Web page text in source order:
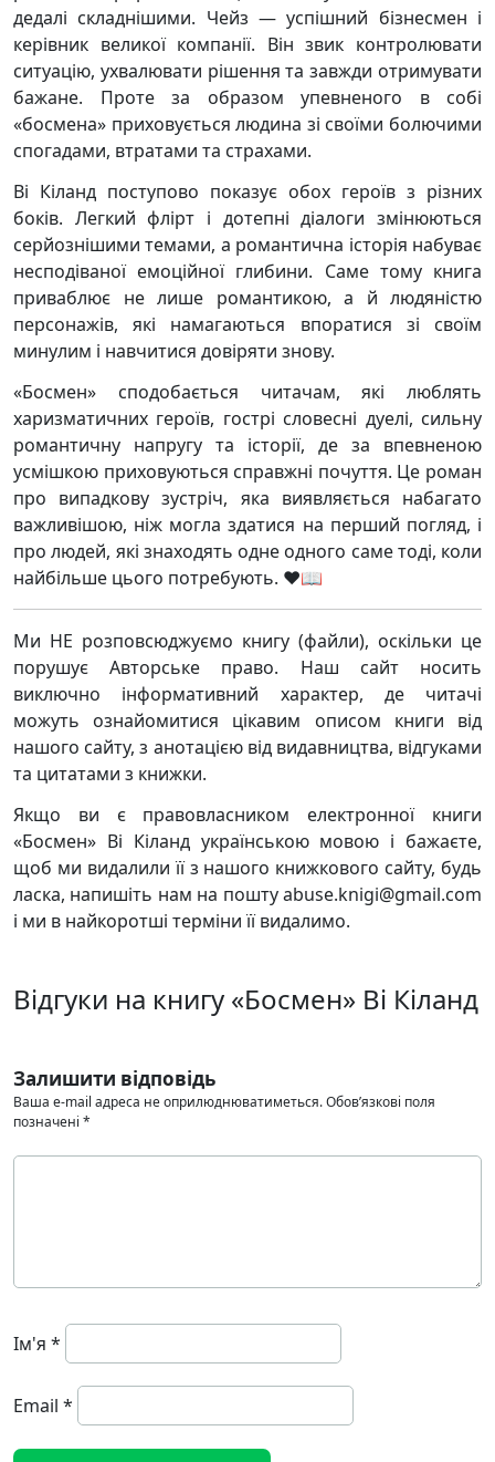
дедалі складнішими. Чейз — успішний бізнесмен і
керівник великої компанії. Він звик контролювати
ситуацію, ухвалювати рішення та завжди отримувати
бажане. Проте за образом упевненого в собі
«босмена» приховується людина зі своїми болючими
спогадами, втратами та страхами.
Ві Кіланд поступово показує обох героїв з різних
боків. Легкий флірт і дотепні діалоги змінюються
серйознішими темами, а романтична історія набуває
несподіваної емоційної глибини. Саме тому книга
приваблює не лише романтикою, а й людяністю
персонажів, які намагаються впоратися зі своїм
минулим і навчитися довіряти знову.
«Босмен» сподобається читачам, які люблять
харизматичних героїв, гострі словесні дуелі, сильну
романтичну напругу та історії, де за впевненою
усмішкою приховуються справжні почуття. Це роман
про випадкову зустріч, яка виявляється набагато
важливішою, ніж могла здатися на перший погляд, і
про людей, які знаходять одне одного саме тоді, коли
найбільше цього потребують. ❤️📖
Ми НЕ розповсюджуємо книгу (файли), оскільки це
порушує Авторське право. Наш сайт носить
виключно інформативний характер, де читачі
можуть ознайомитися цікавим описом книги від
нашого сайту, з анотацією від видавництва, відгуками
та цитатами з книжки.
Якщо ви є правовласником електронної книги
«Босмен» Ві Кіланд українською мовою і бажаєте,
щоб ми видалили її з нашого книжкового сайту, будь
ласка, напишіть нам на пошту abuse.knigi@gmail.com
і ми в найкоротші терміни її видалимо.
Відгуки на книгу «Босмен» Ві Кіланд
Залишити відповідь
Ваша e-mail адреса не оприлюднюватиметься.Обов’язкові поля
позначені *
Ім'я *
Email *